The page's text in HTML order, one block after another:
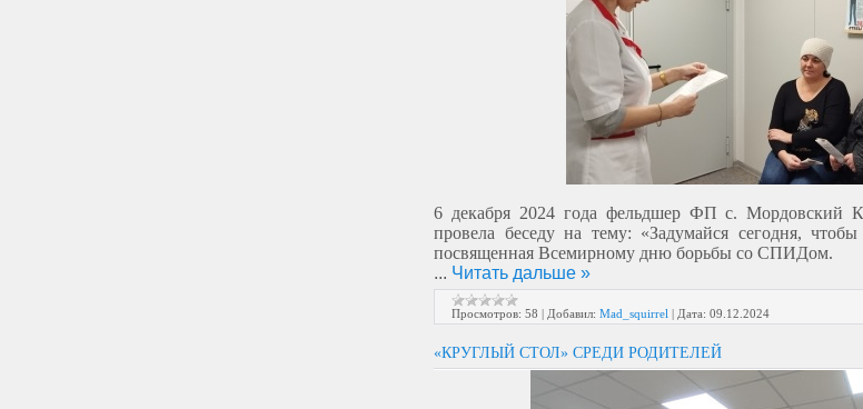
6 декабря 2024 года фельдшер ФП с. Мордовский
провела беседу на тему: «Задумайся сегодня,
посвященная Всемирному дню борьбы со СПИДом.
... Читать дальше »
Просмотров: 58 | Добавил: Mad_squirrel | Дата: 09.12.2024
«КРУГЛЫЙ СТОЛ» СРЕДИ РОДИТЕЛЕЙ